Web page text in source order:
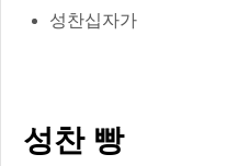
성찬십자가
성찬 빵